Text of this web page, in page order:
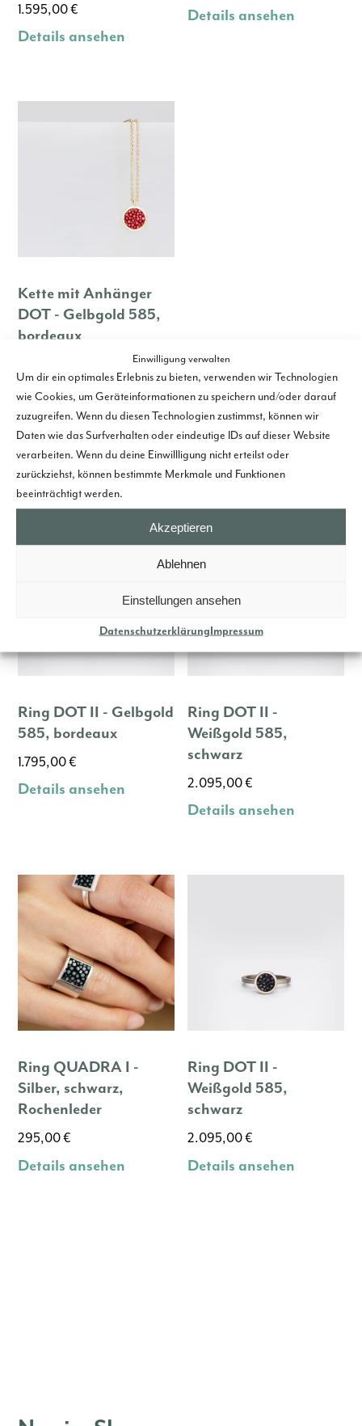
Einwilligung verwalten
Um dir ein optimales Erlebnis zu bieten, verwenden wir Technologien
wie Cookies, um Geräteinformationen zu speichern und/oder darauf
zuzugreifen. Wenn du diesen Technologien zustimmst, können wir
Daten wie das Surfverhalten oder eindeutige IDs auf dieser Website
verarbeiten. Wenn du deine Einwillligung nicht erteilst oder
zurückziehst, können bestimmte Merkmale und Funktionen
beeinträchtigt werden.
Akzeptieren
Ablehnen
Einstellungen ansehen
DatenschutzerklärungImpressum
1.595,00€
Details ansehen
Details ansehen
Kette mit Anhänger
DOT - Gelbgold 585,
bordeaux
Details ansehen
Ähnliche Produkte
Ring DOT II - Gelbgold
585, bordeaux
1.795,00€
Details ansehen
Ring DOT II -
Weißgold 585,
schwarz
2.095,00€
Details ansehen
Ring QUADRA I -
Silber, schwarz,
Rochenleder
295,00€
Details ansehen
Ring DOT II -
Weißgold 585,
schwarz
2.095,00€
Details ansehen